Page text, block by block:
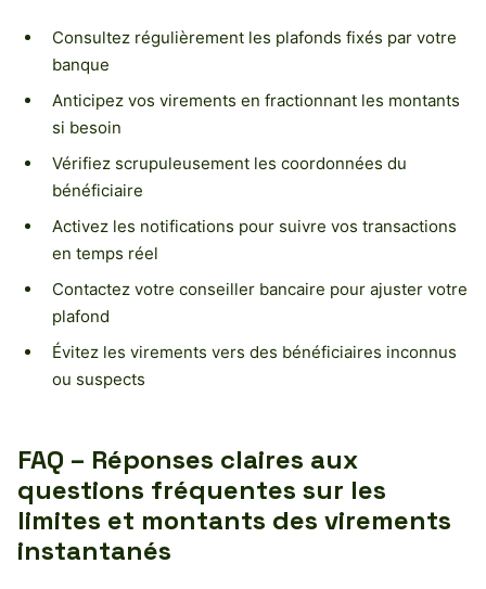
Consultez régulièrement les plafonds fixés par votre
banque
Anticipez vos virements en fractionnant les montants
si besoin
Vérifiez scrupuleusement les coordonnées du
bénéficiaire
Activez les notifications pour suivre vos transactions
en temps réel
Contactez votre conseiller bancaire pour ajuster votre
plafond
Évitez les virements vers des bénéficiaires inconnus
ou suspects
FAQ – Réponses claires aux
questions fréquentes sur les
limites et montants des virements
instantanés